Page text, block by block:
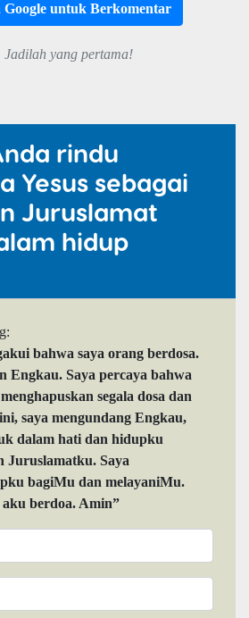
Google untuk Berkomentar
Jadilah yang pertama!
rindu
Yesus sebagai
Juruslamat
hidup
bahwa saya orang berdosa.
Engkau. Saya percaya bahwa
segala dosa dan
saya mengundang Engkau,
dalam hati dan hidupku
Juruslamatku. Saya
bagiMu dan melayaniMu.
aku berdoa. Amin”